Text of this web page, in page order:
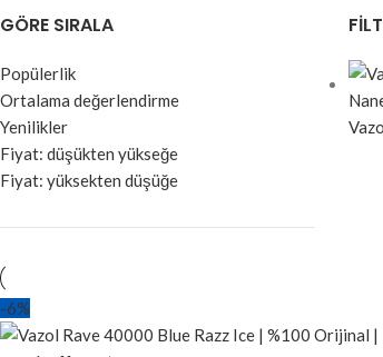
GÖRE SIRALA
Popülerlik
Ortalama değerlendirme
Yenilikler
Fiyat: düşükten yükseğe
Fiyat: yüksekten düşüğe
-6%